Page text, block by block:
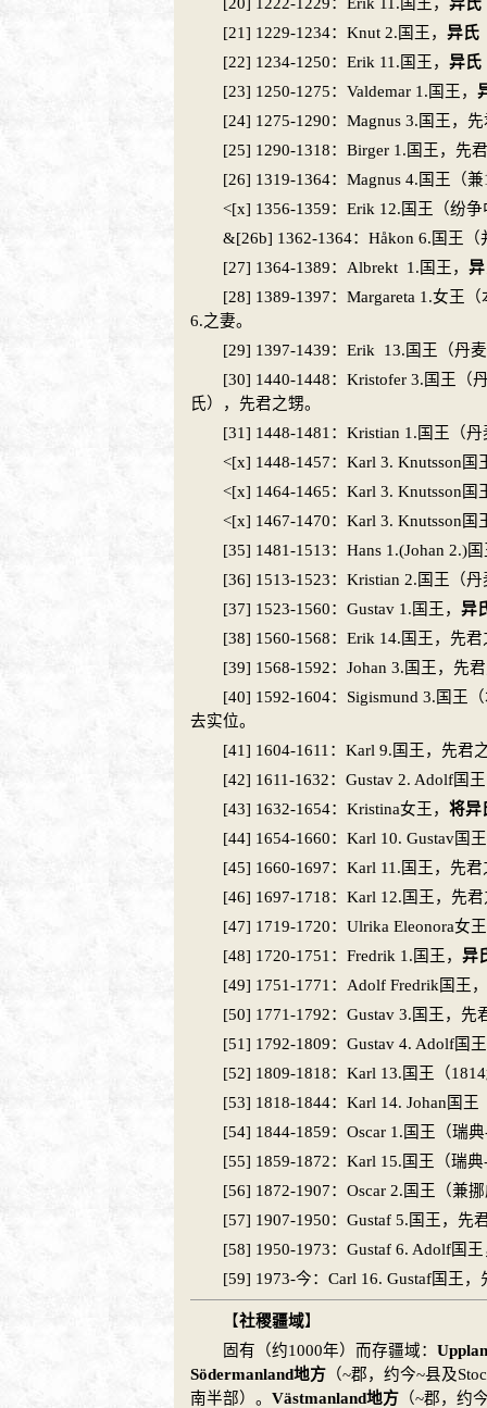
[21] 1229-1234：Knut 2.国王， 异氏
[22] 1234-1250：Erik 11.国王， 异氏
[23] 1250-1275：Valdemar 1.国王，
[24] 1275-1290：Magnus 3.国王，
[25] 1290-1318：Birger 1.国王，先
[26] 1319-1364：Magnus 4.国王（
<[x] 1356-1359：Erik 12.国王（纷
&[26b] 1362-1364：Håkon 6.国王（
[27] 1364-1389：Albrekt 1.国王，
[28] 1389-1397：Margareta 1.女王（
6.之妻。
[29] 1397-1439：Erik 13.国王（丹
[30] 1440-1448：Kristofer 3.国王（
氏），先君之甥。
[31] 1448-1481：Kristian 1.国王（丹
<[x] 1448-1457：Karl 3. Knutsson国
<[x] 1464-1465：Karl 3. Knutsson
<[x] 1467-1470：Karl 3. Knutsson
[35] 1481-1513：Hans 1.(Johan 2.)
[36] 1513-1523：Kristian 2.国王（丹
[37] 1523-1560：Gustav 1.国王， 异
[38] 1560-1568：Erik 14.国王，先君
[39] 1568-1592：Johan 3.国王，先
[40] 1592-1604：Sigismund 3.国王
去实位。
[41] 1604-1611：Karl 9.国王，先君
[42] 1611-1632：Gustav 2. Adolf国
[43] 1632-1654：Kristina女王， 将异
[44] 1654-1660：Karl 10. Gustav国
[45] 1660-1697：Karl 11.国王，先
[46] 1697-1718：Karl 12.国王，先
[47] 1719-1720：Ulrika Eleonora女
[48] 1720-1751：Fredrik 1.国王， 异
[49] 1751-1771：Adolf Fredrik国王，
[50] 1771-1792：Gustav 3.国王，先
[51] 1792-1809：Gustav 4. Adolf国
[52] 1809-1818：Karl 13.国王（
[53] 1818-1844：Karl 14. Johan国王
[54] 1844-1859：Oscar 1.国王（瑞典
[55] 1859-1872：Karl 15.国王（瑞典
[56] 1872-1907：Oscar 2.国王（兼
[57] 1907-1950：Gustaf 5.国王，先
[58] 1950-1973：Gustaf 6. Adolf国
[59] 1973-今：Carl 16. Gustaf国王，
【社稷疆域】
固有（约1000年）而存疆域：
Södermanland地方 （~郡，约今~县及
南半部）。 Västmanland地方 （~郡，约